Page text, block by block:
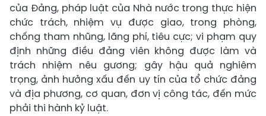
của Đảng, pháp luật của Nhà nước trong thực hiện
chức trách, nhiệm vụ được giao, trong phòng,
chống tham nhũng, lãng phí, tiêu cực; vi phạm quy
định những điều đảng viên không được làm và
trách nhiệm nêu gương; gây hậu quả nghiêm
trọng, ảnh hưởng xấu đến uy tín của tổ chức đảng
và địa phương, cơ quan, đơn vị công tác, đến mức
phải thi hành kỷ luật.